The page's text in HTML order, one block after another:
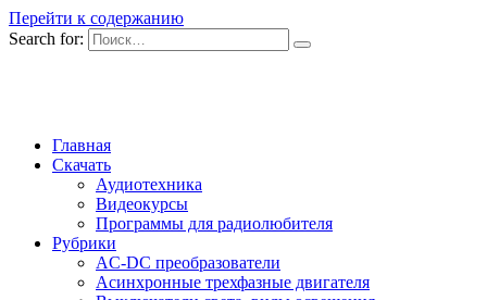
Перейти к содержанию
Search for:
Главная
Скачать
Аудиотехника
Видеокурсы
Программы для радиолюбителя
Рубрики
AC-DC преобразователи
Асинхронные трехфазные двигателя